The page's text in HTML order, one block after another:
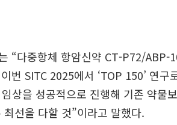
“다중항체 항암신약 CT-P72/ABP-
번 SITC 2025에서 ‘TOP 150’ 연
상을 성공적으로 진행해 기존 약물
선을 다할 것”이라고 말했다.